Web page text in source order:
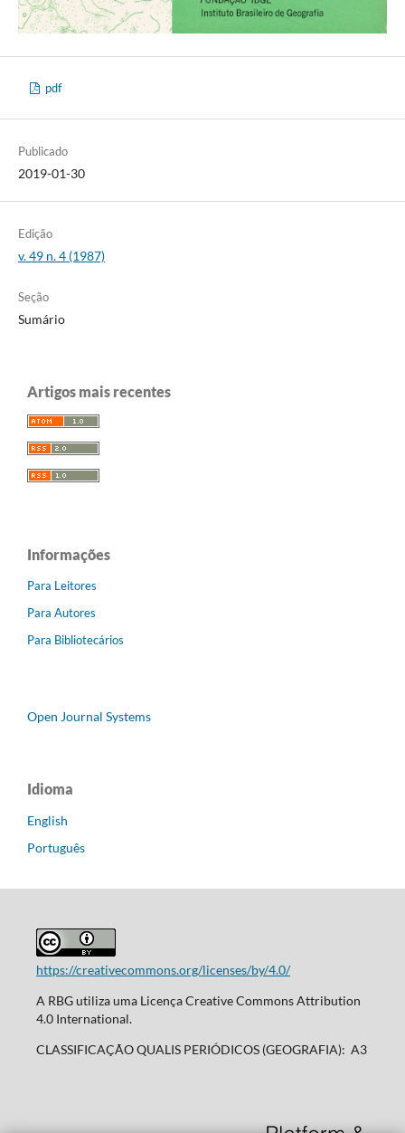
pdf
Publicado
2019-01-30
Edição
v. 49 n. 4 (1987)
Seção
Sumário
Artigos mais recentes
Informações
Para Leitores
Para Autores
Para Bibliotecários
Open Journal Systems
Idioma
English
Português
https://creativecommons.org/licenses/by/4.0/
A RBG utiliza uma Licença Creative Commons Attribution
4.0 International.
CLASSIFICAÇÃO QUALIS PERIÓDICOS (GEOGRAFIA): A3